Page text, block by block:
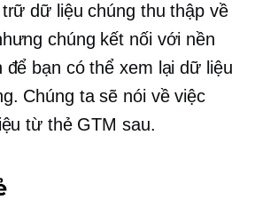
dữ liệu chúng thu thập về
chúng kết nối với nền
để bạn có thể xem lại dữ liệu
Chúng ta sẽ nói về việc
từ thẻ GTM sau.